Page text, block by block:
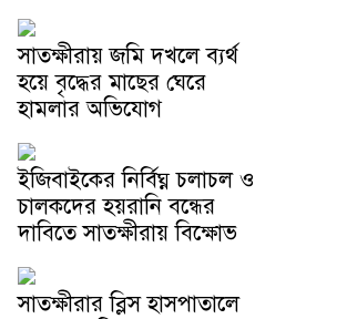
সাতক্ষীরায় জমি দখলে ব্যর্থ
হয়ে বৃদ্ধের মাছের ঘেরে
হামলার অভিযোগ
ইজিবাইকের নির্বিঘ্ন চলাচল ও
চালকদের হয়রানি বন্ধের
দাবিতে সাতক্ষীরায় বিক্ষোভ
সাতক্ষীরার ব্লিস হাসপাতালে